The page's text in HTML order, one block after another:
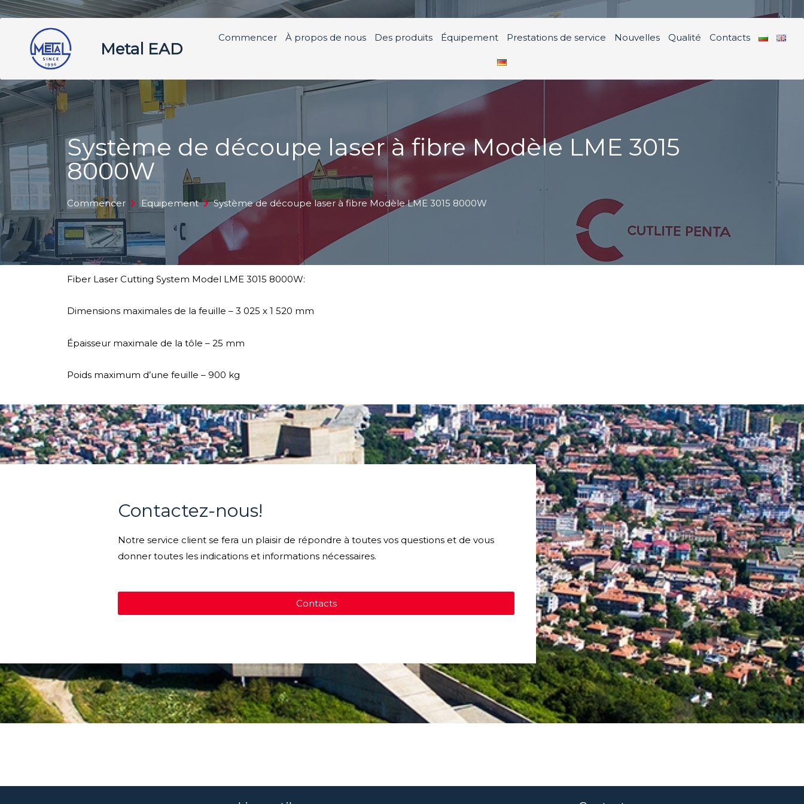
Metal EAD
Commencer À propos de nous Des produits Équipement Prestations de service Nouvelles Qualité Contacts
Système de découpe laser à fibre Modèle LME 3015
8000W
Commencer Equipement Système de découpe laser à fibre Modèle LME 3015 8000W
Fiber Laser Cutting System Model LME 3015 8000W:
Dimensions maximales de la feuille – 3 025 x 1 520 mm
Épaisseur maximale de la tôle – 25 mm
Poids maximum d’une feuille – 900 kg
Contactez-nous!
Notre service client se fera un plaisir de répondre à toutes vos questions et de vous
donner toutes les indications et informations nécessaires.
Contacts